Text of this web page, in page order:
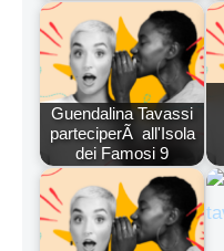
Guendalina Tavassi
parteciperÃ all'Isola
dei Famosi 9